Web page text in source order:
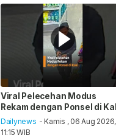
Viral Pelecehan Modus
Rekam dengan Ponsel di
Dailynews - Kamis , 06 Aug 2026,
11:15 WIB